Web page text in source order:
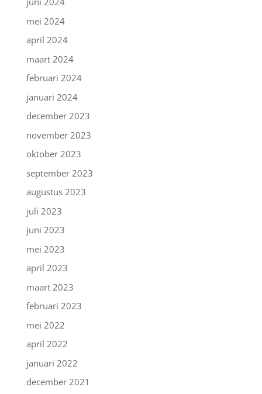
mei 2024
april 2024
maart 2024
februari 2024
januari 2024
december 2023
november 2023
oktober 2023
september 2023
augustus 2023
juli 2023
juni 2023
mei 2023
april 2023
maart 2023
februari 2023
mei 2022
april 2022
januari 2022
december 2021